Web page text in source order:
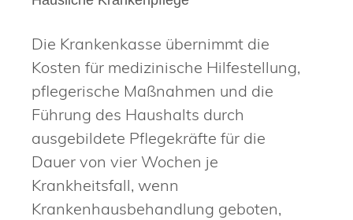
Die Krankenkasse übernimmt die
Kosten für medizinische Hilfestellung,
pflegerische Maßnahmen und die
Führung des Haushalts durch
ausgebildete Pflegekräfte für die
Dauer von vier Wochen je
Krankheitsfall, wenn
Krankenhausbehandlung geboten,